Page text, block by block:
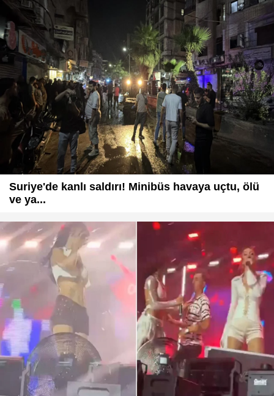
Suriye'de kanlı saldırı! Minibüs havaya uçtu, ölü
ve ya...